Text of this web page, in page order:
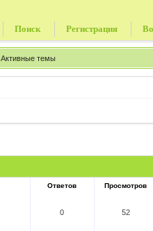
Поиск Регистрация
Активные темы
Ответов Просмотров
0
52